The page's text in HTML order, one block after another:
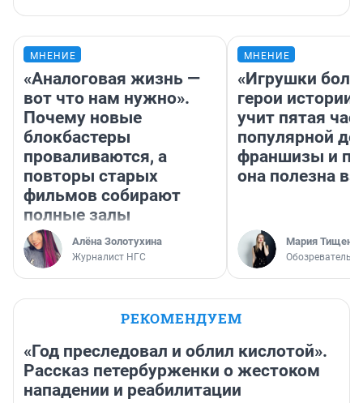
МНЕНИЕ
«Аналоговая жизнь —
вот что нам нужно».
Почему новые
блокбастеры
проваливаются, а
повторы старых
фильмов собирают
полные залы
Алёна Золотухина
Журналист НГС
МНЕНИЕ
«Игрушки
герои
учит пятая
популярной
франшизы и
она полезна
Мария Тищенко
Обозреватель
РЕКОМЕНДУЕМ
«Год преследовал и облил кислотой».
Рассказ петербурженки о жестоком
нападении и реабилитации